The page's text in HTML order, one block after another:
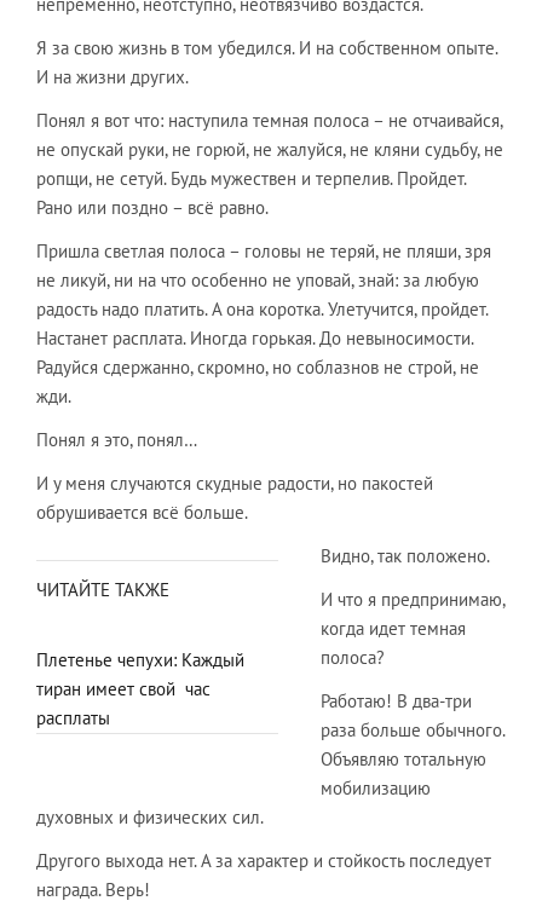
Я за свою жизнь в том убедился. И на собственном опыте.
И на жизни других.
Понял я вот что: наступила темная полоса – не отчаивайся,
не опускай руки, не горюй, не жалуйся, не кляни судьбу, не
ропщи, не сетуй. Будь мужествен и терпелив. Пройдет.
Рано или поздно – всё равно.
Пришла светлая полоса – головы не теряй, не пляши, зря
не ликуй, ни на что особенно не уповай, знай: за любую
радость надо платить. А она коротка. Улетучится, пройдет.
Настанет расплата. Иногда горькая. До невыносимости.
Радуйся сдержанно, скромно, но соблазнов не строй, не
жди.
Понял я это, понял…
И у меня случаются скудные радости, но пакостей
обрушивается всё больше.
ЧИТАЙТЕ ТАКЖЕ
Плетенье чепухи: Каждый
тиран имеет свой час
расплаты
Видно, так положено.
И что я предпринимаю,
когда идет темная
полоса?
Работаю! В два-три
раза больше обычного.
Объявляю тотальную
мобилизацию
духовных и физических сил.
Другого выхода нет. А за характер и стойкость последует
награда. Верь!